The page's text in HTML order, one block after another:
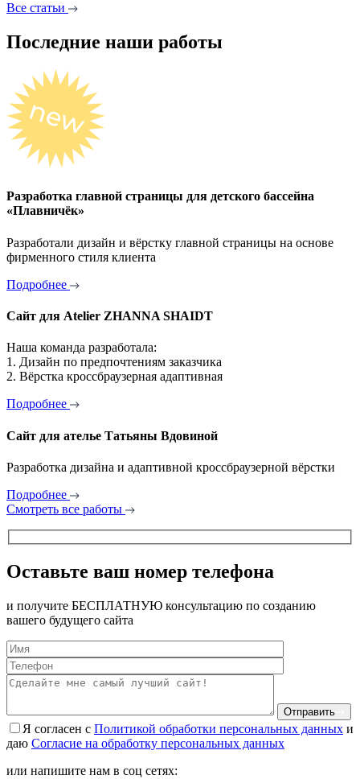
Все статьи
Последние наши работы
Разработка главной страницы для детского бассейна
«Плавничёк»
Разработали дизайн и вёрстку главной страницы на основе
фирменного стиля клиента
Подробнее
Сайт для Atelier ZHANNA SHAIDT
Наша команда разработала:
1. Дизайн по предпочтениям заказчика
2. Вёрстка кроссбраузерная адаптивная
Подробнее
Сайт для ателье Татьяны Вдовиной
Разработка дизайна и адаптивной кроссбраузерной вёрстки
Подробнее
Смотреть все работы
Оставьте ваш номер телефона
и получите БЕСПЛАТНУЮ консультацию по созданию
вашего будущего сайта
Отправить
Я согласен с Политикой обработки персональных данных и
даю Согласие на обработку персональных данных
или напишите нам в соц сетях: